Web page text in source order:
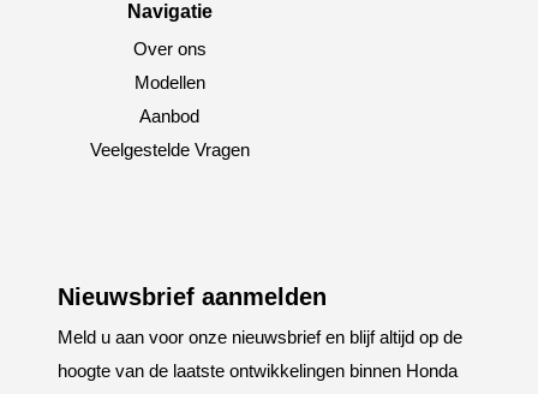
Navigatie
Over ons
Modellen
Aanbod
Veelgestelde Vragen
Nieuwsbrief aanmelden
Meld u aan voor onze nieuwsbrief en blijf altijd op de
hoogte van de laatste ontwikkelingen binnen Honda